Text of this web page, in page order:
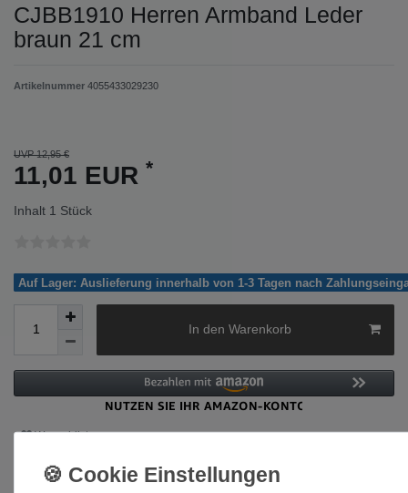
CJBB1910 Herren Armband Leder
braun 21 cm
Artikelnummer 4055433029230
UVP 12,95 €
11,01 EUR *
Inhalt 1 Stück
Auf Lager: Auslieferung innerhalb von 1-3 Tagen nach
In den Warenkorb
Wunschliste
* inkl. ges. MwSt. zzgl.Versandkosten